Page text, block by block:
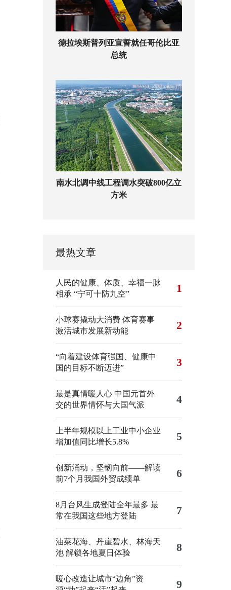
德拉埃斯普列亚宣誓就任哥伦比亚
总统
南水北调中线工程调水突破800亿立
方米
最热文章
人民的健康、体质、幸福一脉
相承 “宁可十防九空” 1
小球赛撬动大消费 体育赛事
激活城市发展新动能
2
“向着建设体育强国、健康中
国的目标不断迈进”
3
最是真情暖人心 中国元首外
交的世界情怀与大国气派
4
上半年规模以上工业中小企业
增加值同比增长5.8%
5
创新涌动，坚韧向前——解读
前7个月我国外贸成绩单
6
8月台风生成登陆全年最多 最
常在我国这些地方登陆
7
油菜花海、丹崖碧水、林海天
池 解锁各地夏日体验
8
暖心改造让城市“边角”资
9